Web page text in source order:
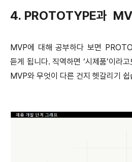
4. PROTOTYPE과
MVP에 대해 공부하다 보면
듣게 됩니다. 직역하면 ‘시제품’이라
MVP와 무엇이 다른 건지 헷갈리기 쉽